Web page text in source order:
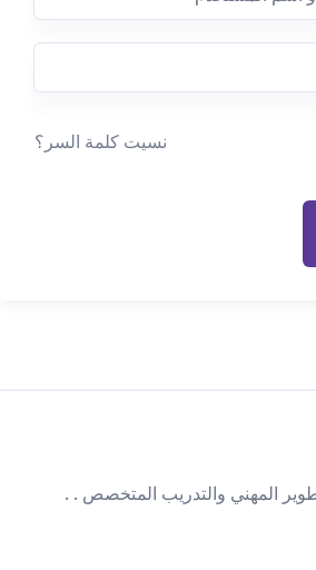
نسيت كلمة السر؟
المهني والتدريب المتخصص . .